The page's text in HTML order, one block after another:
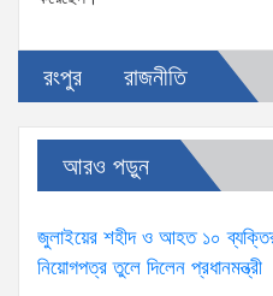
রংপুর রাজনীতি
আরও পড়ুন
জুলাইয়ের শহীদ ও আহত ১০ ব্যক্তির
নিয়োগপত্র তুলে দিলেন প্রধানমন্ত্রী